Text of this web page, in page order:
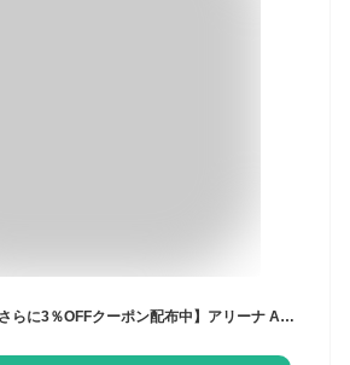
【店内商品3点以上でさらに3％OFFクーポン配布中】アリーナ ARENA 水泳 バックパック 35L リュック スイミングバッグ デイバッグ スポーツバッグ 2025年春夏モデル AS5SBP11U